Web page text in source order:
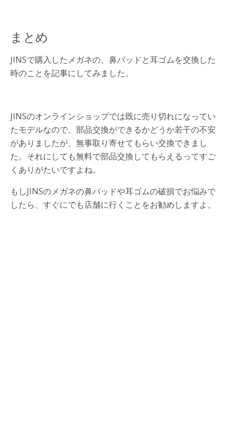
まとめ
JINSで購入したメガネの、鼻パッドと耳ゴムを交換した
時のことを記事にしてみました。
JINSのオンラインショップでは既に売り切れになってい
たモデルなので、部品交換ができるかどうか若干の不安
がありましたが、無事取り寄せてもらい交換できまし
た。それにしても無料で部品交換してもらえるってすご
くありがたいですよね。
もしJINSのメガネの鼻パッドや耳ゴムの破損でお悩みで
したら、すぐにでも店舗に行くことをお勧めしますよ。